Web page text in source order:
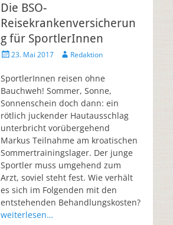
Die BSO-
Reisekrankenversicherun
g für SportlerInnen
23. Mai 2017 Redaktion
SportlerInnen reisen ohne
Bauchweh! Sommer, Sonne,
Sonnenschein doch dann: ein
rötlich juckender Hautausschlag
unterbricht vorübergehend
Markus Teilnahme am kroatischen
Sommertrainingslager. Der junge
Sportler muss umgehend zum
Arzt, soviel steht fest. Wie verhält
es sich im Folgenden mit den
entstehenden Behandlungskosten?
weiterlesen…